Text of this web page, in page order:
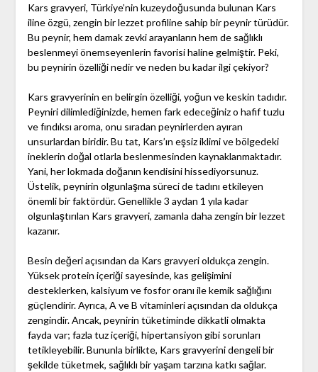
Kars gravyeri, Türkiye’nin kuzeydoğusunda bulunan Kars
iline özgü, zengin bir lezzet profiline sahip bir peynir türüdür.
Bu peynir, hem damak zevki arayanların hem de sağlıklı
beslenmeyi önemseyenlerin favorisi haline gelmiştir. Peki,
bu peynirin özelliği nedir ve neden bu kadar ilgi çekiyor?
Kars gravyerinin en belirgin özelliği, yoğun ve keskin tadıdır.
Peyniri dilimlediğinizde, hemen fark edeceğiniz o hafif tuzlu
ve fındıksı aroma, onu sıradan peynirlerden ayıran
unsurlardan biridir. Bu tat, Kars’ın eşsiz iklimi ve bölgedeki
ineklerin doğal otlarla beslenmesinden kaynaklanmaktadır.
Yani, her lokmada doğanın kendisini hissediyorsunuz.
Üstelik, peynirin olgunlaşma süreci de tadını etkileyen
önemli bir faktördür. Genellikle 3 aydan 1 yıla kadar
olgunlaştırılan Kars gravyeri, zamanla daha zengin bir lezzet
kazanır.
Besin değeri açısından da Kars gravyeri oldukça zengin.
Yüksek protein içeriği sayesinde, kas gelişimini
desteklerken, kalsiyum ve fosfor oranı ile kemik sağlığını
güçlendirir. Ayrıca, A ve B vitaminleri açısından da oldukça
zengindir. Ancak, peynirin tüketiminde dikkatli olmakta
fayda var; fazla tuz içeriği, hipertansiyon gibi sorunları
tetikleyebilir. Bununla birlikte, Kars gravyerini dengeli bir
şekilde tüketmek, sağlıklı bir yaşam tarzına katkı sağlar.